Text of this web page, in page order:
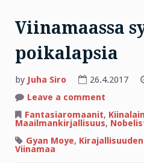
Viinamaassa
poikalapsia
by Juha Siro 26.4.2017
Leave a comment
syödään
Fantasiaromaanit,
Maailmankirjallisuus,
Gyan Moye,
Viinamaa